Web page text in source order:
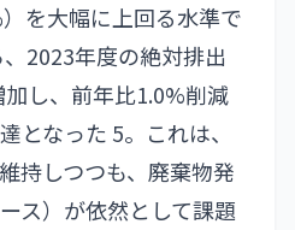
を大幅に上回る水準で
2023年度の絶対排出
し、前年比1.0%削減
となった 5。これは、
持しつつも、廃棄物発
ス）が依然として課題